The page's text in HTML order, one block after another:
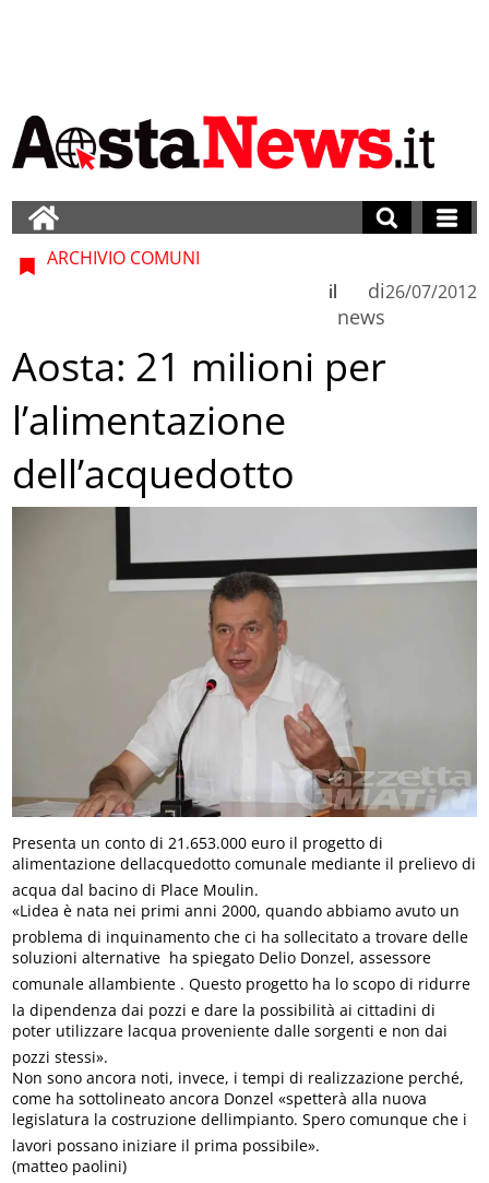
ARCHIVIO COMUNI
di
news
il 26/07/2012
Aosta: 21 milioni per
l’alimentazione
dell’acquedotto
Presenta un conto di 21.653.000 euro il progetto di
alimentazione dellacquedotto comunale mediante il prelievo di
acqua dal bacino di Place Moulin.
«Lidea è nata nei primi anni 2000, quando abbiamo avuto un
problema di inquinamento che ci ha sollecitato a trovare delle
soluzioni alternative  ha spiegato Delio Donzel, assessore
comunale allambiente . Questo progetto ha lo scopo di ridurre
la dipendenza dai pozzi e dare la possibilità ai cittadini di
poter utilizzare lacqua proveniente dalle sorgenti e non dai
pozzi stessi».
Non sono ancora noti, invece, i tempi di realizzazione perché,
come ha sottolineato ancora Donzel «spetterà alla nuova
legislatura la costruzione dellimpianto. Spero comunque che i
lavori possano iniziare il prima possibile».
(matteo paolini)